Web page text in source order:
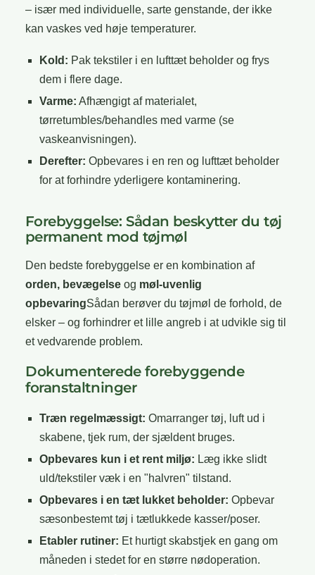
– især med individuelle, sarte genstande, der ikke
kan vaskes ved høje temperaturer.
Kold: Pak tekstiler i en lufttæt beholder og frys
dem i flere dage.
Varme: Afhængigt af materialet,
tørretumbles/behandles med varme (se
vaskeanvisningen).
Derefter: Opbevares i en ren og lufttæt beholder
for at forhindre yderligere kontaminering.
Forebyggelse: Sådan beskytter du tøj
permanent mod tøjmøl
Den bedste forebyggelse er en kombination af
orden, bevægelse og møl-uvenlig
opbevaringSådan berøver du tøjmøl de forhold, de
elsker – og forhindrer et lille angreb i at udvikle sig til
et vedvarende problem.
Dokumenterede forebyggende
foranstaltninger
Træn regelmæssigt: Omarranger tøj, luft ud i
skabene, tjek rum, der sjældent bruges.
Opbevares kun i et rent miljø: Læg ikke slidt
uld/tekstiler væk i en "halvren" tilstand.
Opbevares i en tæt lukket beholder: Opbevar
sæsonbestemt tøj i tætlukkede kasser/poser.
Etabler rutiner: Et hurtigt skabstjek en gang om
måneden i stedet for en større nødoperation.